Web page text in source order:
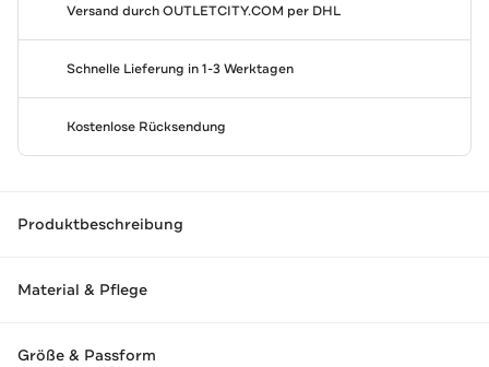
Versand durchOUTLETCITY.COM per DHL
Schnelle Lieferung in 1-3 Werktagen
Kostenlose Rücksendung
Produktbeschreibung
Material & Pflege
Größe & Passform